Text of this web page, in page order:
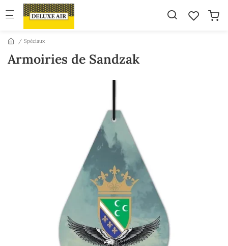
Skip to main content
Spéciaux
Armoiries de Sandzak